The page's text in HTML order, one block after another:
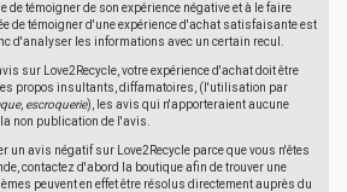
de témoigner de son expérience négative et à le faire
de témoigner d'une expérience d'achat satisfaisante est
d'analyser les informations avec un certain recul.
sur Love2Recycle, votre expérience d'achat doit être
propos insultants, diffamatoires, (l'utilisation par
, escroquerie), les avis qui n'apporteraient aucune
non publication de l'avis.
un avis négatif sur Love2Recycle parce que vous n'êtes
contactez d'abord la boutique afin de trouver une
peuvent en effet être résolus directement auprès du